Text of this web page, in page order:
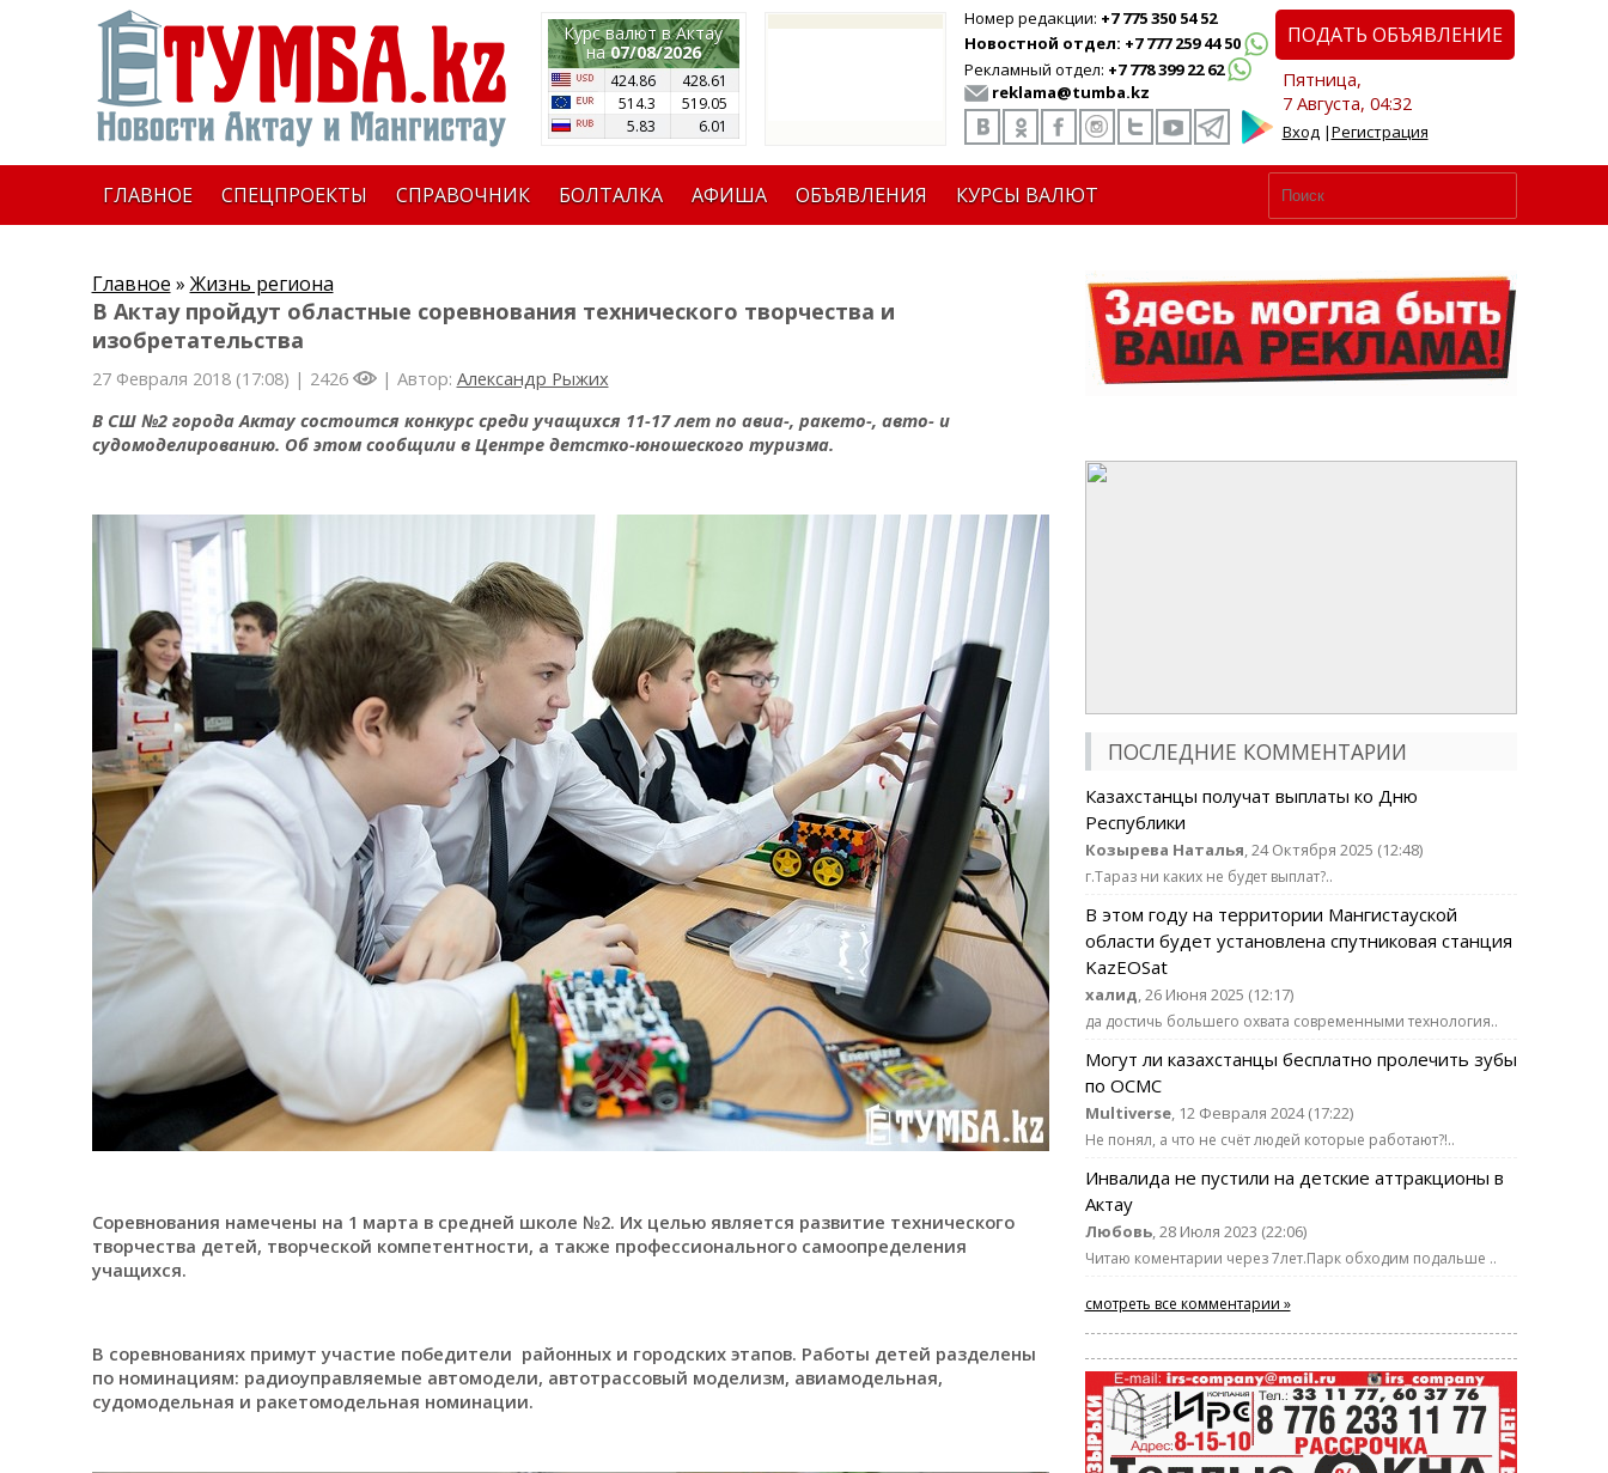
Курс валют в Актау
на07/08/2026
424.86
428.61
514.3
519.05
5.83
6.01
Номер редакции: +7 775 350 54 52
Новостной отдел: +7 777 259 44 50
Рекламный отдел: +7 778 399 22 62
reklama@tumba.kz
ПОДАТЬ ОБЪЯВЛЕНИЕ
Пятница,
7 Августа, 04:32
Вход|Регистрация
ГЛАВНОЕ СПЕЦПРОЕКТЫ СПРАВОЧНИК БОЛТАЛКА АФИША ОБЪЯВЛЕНИЯ КУРСЫ ВАЛЮТ
Главное » Жизнь региона
В Актау пройдут областные соревнования технического творчества и
изобретательства
27 Февраля 2018 (17:08) | 2426 | Автор: Александр Рыжих
В СШ №2 города Актау состоится конкурс среди учащихся 11-17 лет по авиа-, ракето-, авто- и
судомоделированию. Об этом сообщили в Центре детстко-юношеского туризма.
Соревнования намечены на 1 марта в средней школе №2. Их целью является развитие технического
творчества детей, творческой компетентности, а также профессионального самоопределения
учащихся.
В соревнованиях примут участие победители районных и городских этапов. Работы детей разделены
по номинациям: радиоуправляемые автомодели, автотрассовый моделизм, авиамодельная,
судомодельная и ракетомодельная номинации.
ПОСЛЕДНИЕ КОММЕНТАРИИ
Казахстанцы получат выплаты ко Дню
Республики
Козырева Наталья, 24 Октября 2025 (12:48)
г.Тараз ни каких не будет выплат?..
В этом году на территории Мангистауской
области будет установлена спутниковая станция
KazEOSat
халид, 26 Июня 2025 (12:17)
да достичь большего охвата современными технология..
Могут ли казахстанцы бесплатно пролечить зубы
по ОСМС
Multiverse, 12 Февраля 2024 (17:22)
Не понял, а что не счёт людей которые работают?!..
Инвалида не пустили на детские аттракционы в
Актау
Любовь, 28 Июля 2023 (22:06)
Читаю коментарии через 7лет.Парк обходим подальше ..
смотреть все комментарии »